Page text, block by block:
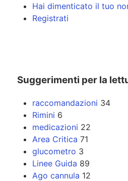
Hai dimenticato il tuo
Registrati
Suggerimenti per la
raccomandazioni 34
Rimini 6
medicazioni 22
Area Critica 71
glucometro 3
Linee Guida 89
Ago cannula 12